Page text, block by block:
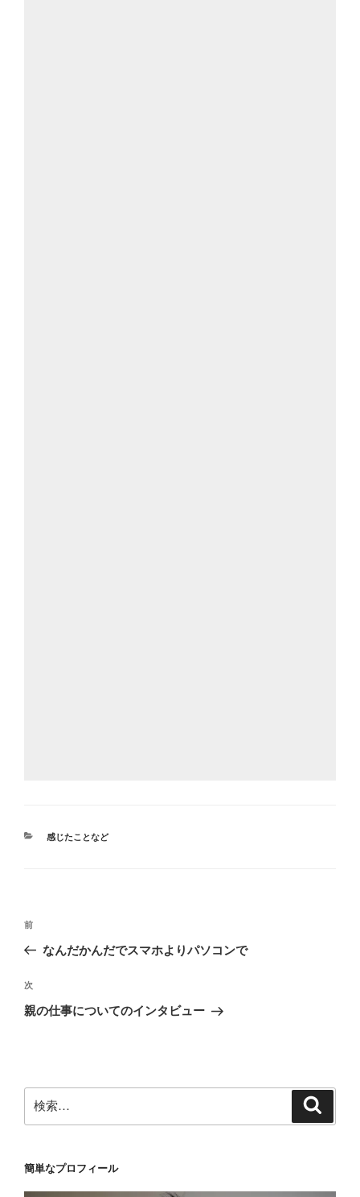
カ
感じたことなど
投
ナ
ビ
ゲ
ン
前
の
稿
前
なんだかんだでスマホよりパソコンで
次
の
次
親の仕事についてのインタビュー
索:
簡単なプロフィール